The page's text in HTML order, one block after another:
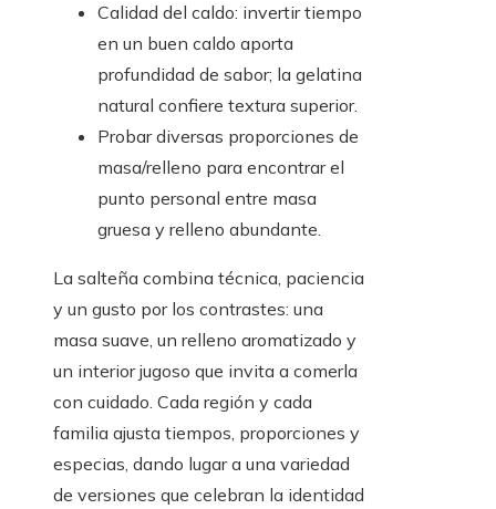
Calidad del caldo: invertir tiempo
en un buen caldo aporta
profundidad de sabor; la gelatina
natural confiere textura superior.
Probar diversas proporciones de
masa/relleno para encontrar el
punto personal entre masa
gruesa y relleno abundante.
La salteña combina técnica, paciencia
y un gusto por los contrastes: una
masa suave, un relleno aromatizado y
un interior jugoso que invita a comerla
con cuidado. Cada región y cada
familia ajusta tiempos, proporciones y
especias, dando lugar a una variedad
de versiones que celebran la identidad